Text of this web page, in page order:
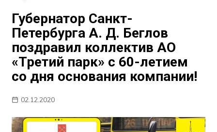
Губернатор Санкт-
Петербурга А. Д. Беглов
поздравил коллектив АО
«Третий парк» с 60-летием
со дня основания компании!
02.12.2020